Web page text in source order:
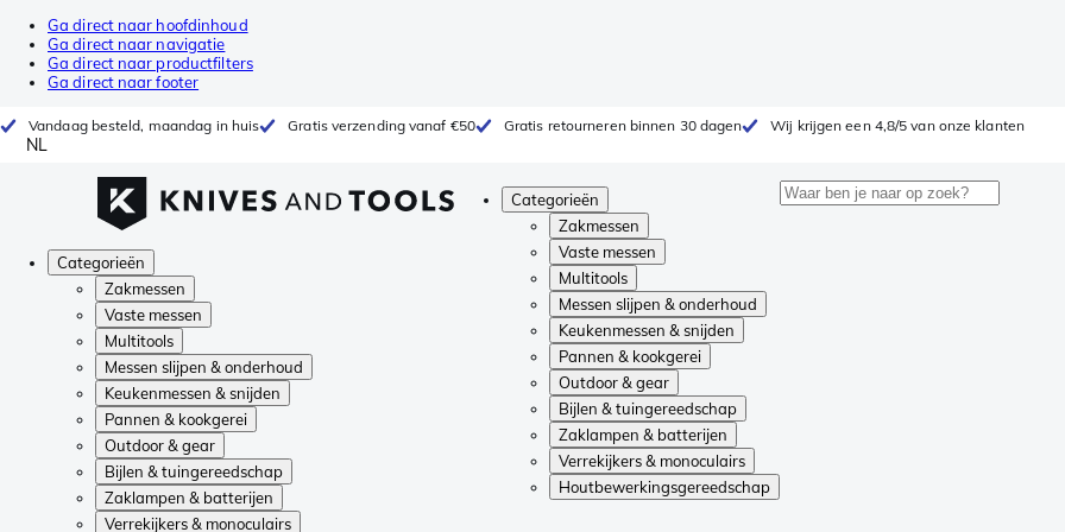
Ga direct naar hoofdinhoud
Ga direct naar navigatie
Ga direct naar productfilters
Ga direct naar footer
Vandaag besteld, maandag in huis Gratis verzending vanaf €50 Gratis retourneren binnen 30 dagen Wij krijgen een 4,8/5 van onze klanten
NL
Categorieën
Zakmessen
Vaste messen
Multitools
Messen slijpen & onderhoud
Keukenmessen & snijden
Pannen & kookgerei
Outdoor & gear
Bijlen & tuingereedschap
Zaklampen & batterijen
Verrekijkers & monoculairs
Houtbewerkingsgereedschap
Categorieën
Zakmessen
Vaste messen
Multitools
Messen slijpen & onderhoud
Keukenmessen & snijden
Pannen & kookgerei
Outdoor & gear
Bijlen & tuingereedschap
Zaklampen & batterijen
Verrekijkers & monoculairs